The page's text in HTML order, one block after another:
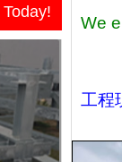
We
工程